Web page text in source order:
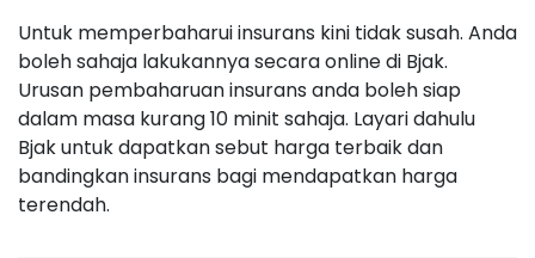
Untuk memperbaharui insurans kini tidak susah. Anda
boleh sahaja lakukannya secara online di Bjak.
Urusan pembaharuan insurans anda boleh siap
dalam masa kurang 10 minit sahaja. Layari dahulu
Bjak untuk dapatkan sebut harga terbaik dan
bandingkan insurans bagi mendapatkan harga
terendah.